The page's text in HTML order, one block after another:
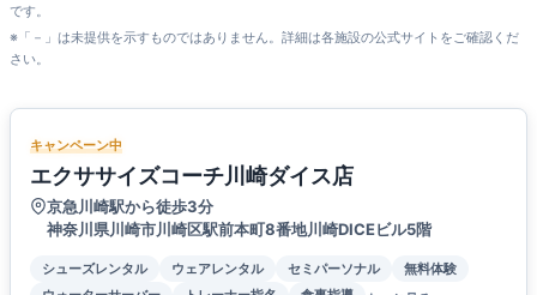
です。
※「－」は未提供を示すものではありません。詳細は各施設の公式サイトをご確認くだ
さい。
キャンペーン中
エクササイズコーチ川崎ダイス店
京急川崎駅から徒歩3分
神奈川県川崎市川崎区駅前本町8番地川崎DICEビル5階
シューズレンタル ウェアレンタル セミパーソナル
無料体験